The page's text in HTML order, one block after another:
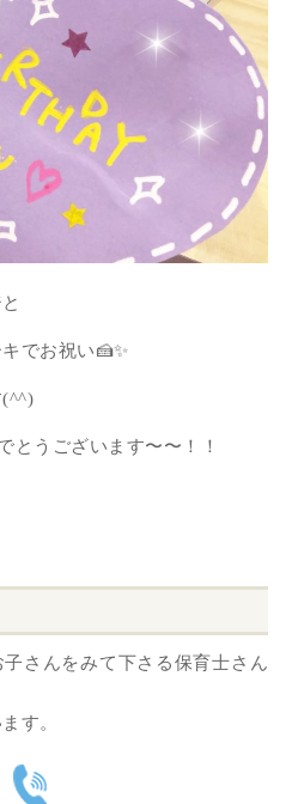
でお祝い🍰✨
(^^)
とうございます〜〜！！
さんをみて下さる保育士さん
す。